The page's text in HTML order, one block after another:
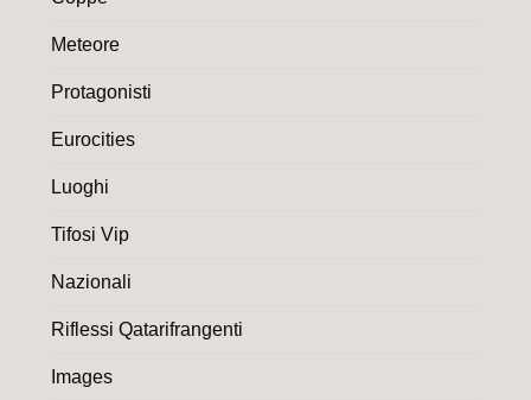
Meteore
Protagonisti
Eurocities
Luoghi
Tifosi Vip
Nazionali
Riflessi Qatarifrangenti
Images